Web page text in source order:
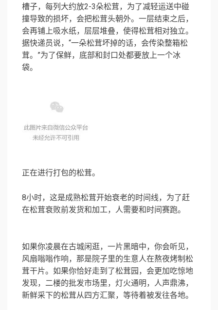
槽子，每列大约放2-3朵松茸，为了减轻运送中碰
撞导致的损坏，会把松茸头朝外。一层结束之后，
会再铺上吸水纸，层层堆叠，使得松茸相对独立。
据快递员说，“一朵松茸坏掉的话，会传染整箱松
茸。”为了保鲜，底部和封口处都要放上一个冰
袋。
正在进行打包的松茸。
8小时，这是成熟松茸开始衰老的时间线，为了赶
在松茸衰败前发货和加工，人需要和时间赛跑。
如果你凌晨在古城闲逛，一片黑暗中，你会听见，
风扇嗡嗡作响，那是院子里的生意人在熬夜烤制松
茸干片。如果你恰好走到了松茸园，会更加吃惊地
发现，二楼的批发市场里，灯火通明，人声鼎沸，
新鲜采下的松茸从四方汇聚，等待着被发往各地。